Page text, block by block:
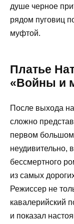
душе черное
рядом пуговиц
муфтой.
Платье
«Войны и
После выхода
сложно
первом большом
неудивительно,
бессмертного
из самых
Режиссер не
кавалерийский
и показал